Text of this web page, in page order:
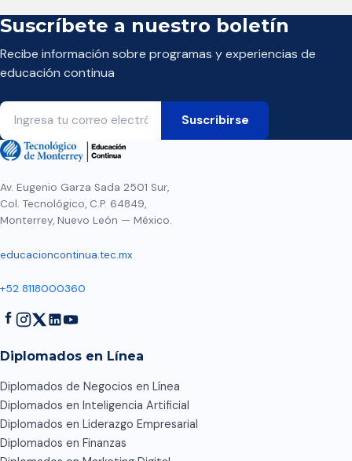
Suscríbete a nuestro boletín
Recibe información sobre programas y experiencias de
educación continua
Av. Eugenio Garza Sada 2501 Sur,
Col. Tecnológico, C.P. 64849,
Monterrey, Nuevo León — México.
educacioncontinua.tec.mx
+52 8118000360
Diplomados en Línea
Diplomados de Negocios en Línea
Diplomados en Inteligencia Artificial
Diplomados en Liderazgo Empresarial
Diplomados en Finanzas